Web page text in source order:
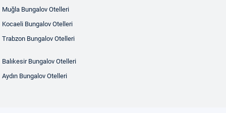
Muğla Bungalov Otelleri
Kocaeli Bungalov Otelleri
Trabzon Bungalov Otelleri
Balıkesir Bungalov Otelleri
Aydın Bungalov Otelleri